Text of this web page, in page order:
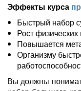
Эффекты курса
Быстрый набор
Рост
Повышается
Организму
Вы должны